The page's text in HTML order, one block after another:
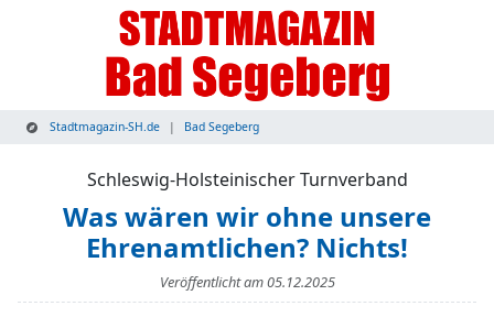
Stadtmagazin-SH.de Bad Segeberg
Schleswig-Holsteinischer Turnverband
Was wären wir ohne unsere
Ehrenamtlichen? Nichts!
Veröffentlicht am05.12.2025